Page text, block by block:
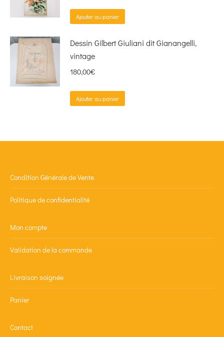
Ajouter au panier
Dessin Gilbert Giuliani dit Gianangelli,
vintage
180,00€
Ajouter au panier
Condition Générale de Vente
Politique de confidentialité
Mon compte
Validation de la commande
Livraison soignée
Panier
Contact